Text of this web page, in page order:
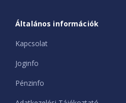
Általános információk
Kapcsolat
Joginfo
Pénzinfo